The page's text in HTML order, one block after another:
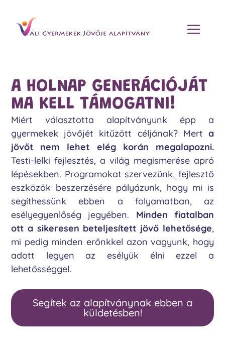
A HOLNAP GENERÁCIÓJÁT
MA KELL TÁMOGATNI!
Miért választotta alapítványunk épp a
gyermekek jövőjét kitűzött céljának? Mert a
jövőt nem lehet elég korán megalapozni.
Testi-lelki fejlesztés, a világ megismerése apró
lépésekben. Programokat szervezünk, fejlesztő
eszközök beszerzésére pályázunk, hogy mi is
segíthessünk ebben a folyamatban, az
esélyegyenlőség jegyében. Minden fiatalban
ott a sikeresen beteljesített jövő lehetősége,
mi pedig minden erőnkkel azon vagyunk, hogy
adott legyen az esélyük élni ezzel a
lehetősséggel.
Segítek az alapítványnak ebben a
küldetésben!